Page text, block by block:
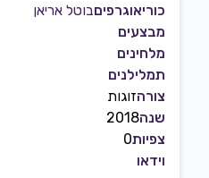
כוריאוגרפיםבוטל אריאן
מבצעים
מלחינים
תמלילנים
צורהזוגות
שנה2018
צפיות0
וידאו